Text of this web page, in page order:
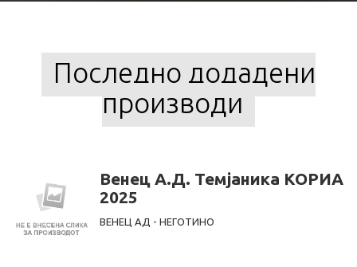
Последно додадени
производи
Венец А.Д. Темјаника КОРИА
2025
ВЕНЕЦ АД - НЕГОТИНО